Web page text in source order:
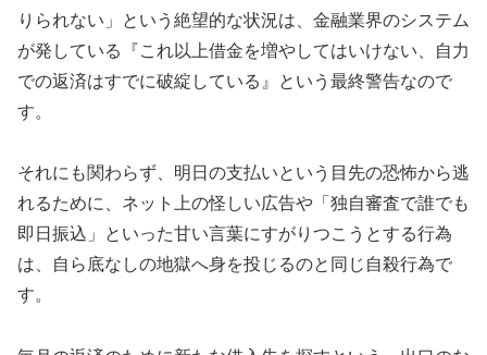
りられない」という絶望的な状況は、金融業界のシステム
が発している『これ以上借金を増やしてはいけない、自力
での返済はすでに破綻している』という最終警告なので
す。
それにも関わらず、明日の支払いという目先の恐怖から逃
れるために、ネット上の怪しい広告や「独自審査で誰でも
即日振込」といった甘い言葉にすがりつこうとする行為
は、自ら底なしの地獄へ身を投じるのと同じ自殺行為で
す。